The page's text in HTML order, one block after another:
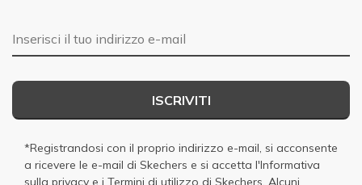
E-mail
ISCRIVITI
*Registrandosi con il proprio indirizzo e-mail, si acconsente
a ricevere le e-mail di Skechers e si accetta l'Informativa
sulla privacy e i Termini di utilizzo di Skechers . Alcuni